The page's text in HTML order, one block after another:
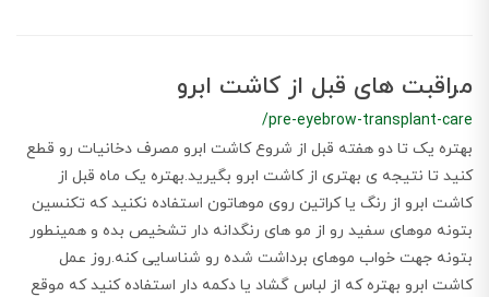
مراقبت های قبل از کاشت ابرو
/pre-eyebrow-transplant-care
بهتره یک تا دو هفته قبل از شروع کاشت ابرو مصرف دخانیات رو قطع
کنید تا نتیجه ی بهتری از کاشت ابرو بگیرید.بهتره یک ماه قبل از
کاشت ابرو از رنگ یا کراتین روی موهاتون استفاده نکنید که تکنسین
بتونه موهای سفید رو از مو های رنگدانه دار تشخیص بده و همینطور
بتونه جهت خواب موهای برداشت شده رو شناسایی کنه‌.روز عمل
کاشت ابرو بهتره که از لباس گشاد یا دکمه دار استفاده کنید که موقع